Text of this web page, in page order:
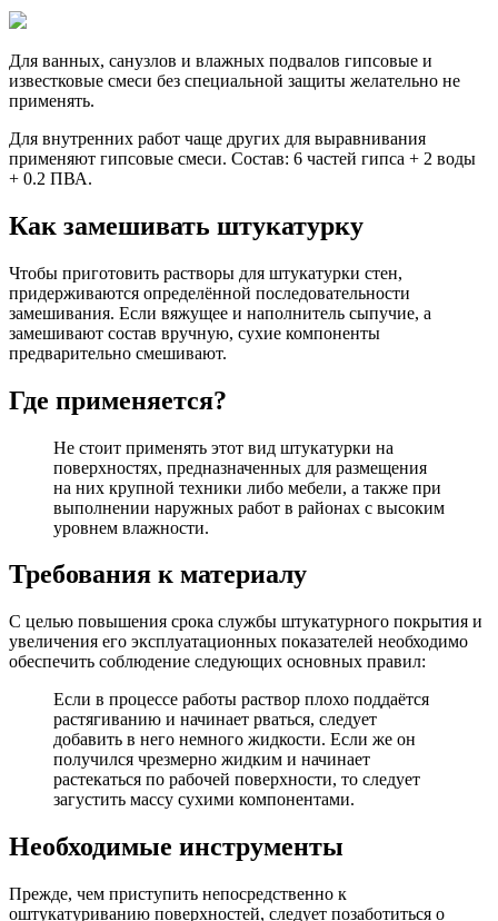
Для ванных, санузлов и влажных подвалов гипсовые и
известковые смеси без специальной защиты желательно не
применять.
Для внутренних работ чаще других для выравнивания
применяют гипсовые смеси. Состав: 6 частей гипса + 2 воды
+ 0.2 ПВА.
Как замешивать штукатурку
Чтобы приготовить растворы для штукатурки стен,
придерживаются определённой последовательности
замешивания. Если вяжущее и наполнитель сыпучие, а
замешивают состав вручную, сухие компоненты
предварительно смешивают.
Где применяется?
Не стоит применять этот вид штукатурки на
поверхностях, предназначенных для размещения
на них крупной техники либо мебели, а также при
выполнении наружных работ в районах с высоким
уровнем влажности.
Требования к материалу
С целью повышения срока службы штукатурного покрытия и
увеличения его эксплуатационных показателей необходимо
обеспечить соблюдение следующих основных правил:
Если в процессе работы раствор плохо поддаётся
растягиванию и начинает рваться, следует
добавить в него немного жидкости. Если же он
получился чрезмерно жидким и начинает
растекаться по рабочей поверхности, то следует
загустить массу сухими компонентами.
Необходимые инструменты
Прежде, чем приступить непосредственно к
оштукатуриванию поверхностей, следует позаботиться о